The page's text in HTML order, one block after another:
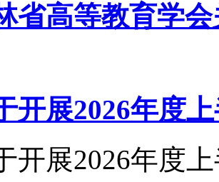
省高等教育学
开展2026年度
开展2026年度